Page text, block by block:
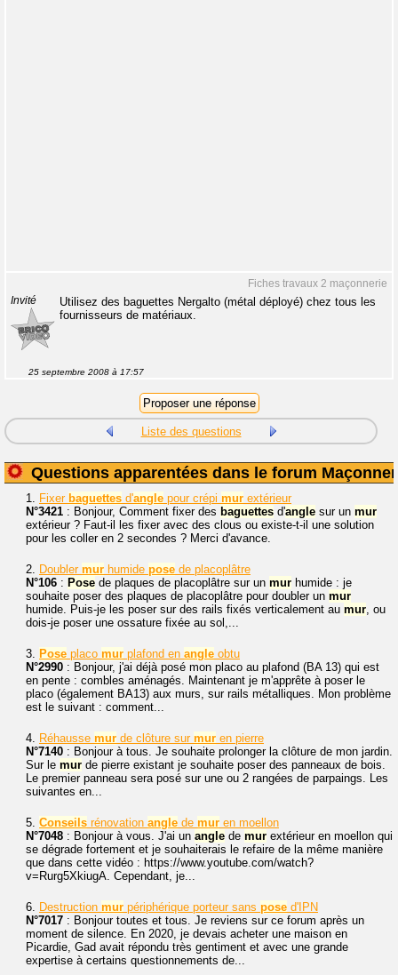
Fiches travaux 2 maçonnerie
Invité
Utilisez des baguettes Nergalto (métal déployé) chez tous les
fournisseurs de matériaux.
25 septembre 2008 à 17:57
Liste des questions
Questions apparentées dans le forum
1. Fixer baguettes d'angle pour crépi mur extérieur
N°3421 : Bonjour, Comment fixer des baguettes d'angle sur un mur
extérieur ? Faut-il les fixer avec des clous ou existe-t-il une solution
pour les coller en 2 secondes ? Merci d'avance.
2. Doubler mur humide pose de placoplâtre
N°106 : Pose de plaques de placoplâtre sur un mur humide : je
souhaite poser des plaques de placoplâtre pour doubler un mur
humide. Puis-je les poser sur des rails fixés verticalement au mur, ou
dois-je poser une ossature fixée au sol,...
3. Pose placo mur plafond en angle obtu
N°2990 : Bonjour, j'ai déjà posé mon placo au plafond (BA 13) qui est
en pente : combles aménagés. Maintenant je m'apprête à poser le
placo (également BA13) aux murs, sur rails métalliques. Mon problème
est le suivant : comment...
4. Réhausse mur de clôture sur mur en pierre
N°7140 : Bonjour à tous. Je souhaite prolonger la clôture de mon jardin.
Sur le mur de pierre existant je souhaite poser des panneaux de bois.
Le premier panneau sera posé sur une ou 2 rangées de parpaings. Les
suivantes en...
5. Conseils rénovation angle de mur en moellon
N°7048 : Bonjour à vous. J'ai un angle de mur extérieur en moellon qui
se dégrade fortement et je souhaiterais le refaire de la même manière
que dans cette vidéo : https://www.youtube.com/watch?
v=Rurg5XkiugA. Cependant, je...
6. Destruction mur périphérique porteur sans pose d'IPN
N°7017 : Bonjour toutes et tous. Je reviens sur ce forum après un
moment de silence. En 2020, je devais acheter une maison en
Picardie, Gad avait répondu très gentiment et avec une grande
expertise à certains questionnements de...